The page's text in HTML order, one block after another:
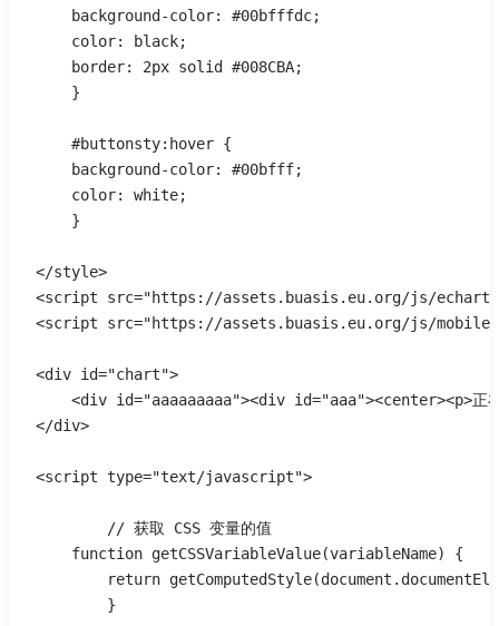
    background-color: #00bfffdc;
    color: black;
    border: 2px solid #008CBA;
    }
    #buttonsty:hover {
    background-color: #00bfff;
    color: white;
    }
</style>
<script src="https://assets.buasis.eu.org/js/
<script src="https://assets.buasis.eu.org/js/
<div id="chart">
<div id="aaaaaaaaa"><div id="aaa"><center><p>正
</div>
<script type="text/javascript">
        // 获取 CSS 变量的值
    function getCSSVariableValue(variableName) {
return
        }